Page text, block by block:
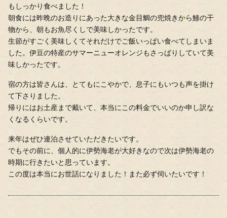
もしっかり食べました！
朝食には昨晩のお造りにあった大きな金目鯛の兜焼きから鯵の干
物から、朝もお魚尽くしで美味しかったです。
生節がすごく美味しくてそれだけでご飯いっぱい食べてしまいま
した。伊豆の特産のサマーニューオレンジもさっぱりしていて美
味しかったです。
宿の方は皆さんは、とてもにこやかで、息子にもいつも声を掛け
て下さりました。
帰りにはお土産まで戴いて、本当にこの料金でいいのか申し訳な
くなるくらいです。
来年はぜひ連泊させていただきたいです。
でもその前に、個人的に伊勢海老が大好きなので次は伊勢海老の
時期に行きたいと思っています。
この度は本当にお世話になりました！また必ず伺いたいです！